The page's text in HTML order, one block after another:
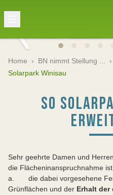
Home › BN nimmt Stellung ... ›
Solarpark Winisau
SO
Sehr geehrte Damen und Herren,
die Flächeninanspruchnahme
a. die dabei vorgesehene
Grünflächen und der Erhalt der